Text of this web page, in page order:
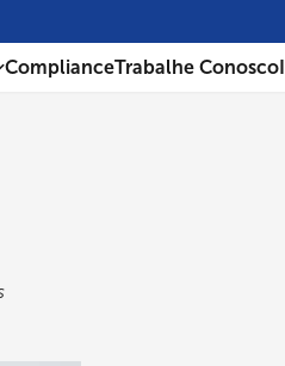
ComplianceTrabalhe Conosco